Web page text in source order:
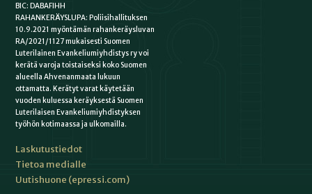
BIC: DABAFIHH
RAHANKERÄYSLUPA: Poliisihallituksen
10.9.2021 myöntämän rahankeräysluvan
RA/2021/1127 mukaisesti Suomen
Luterilainen Evankeliumiyhdistys ry voi
kerätä varoja toistaiseksi koko Suomen
alueella Ahvenanmaata lukuun
ottamatta. Kerätyt varat käytetään
vuoden kuluessa keräyksestä Suomen
Luterilaisen Evankeliumiyhdistyksen
työhön kotimaassa ja ulkomailla.
Laskutustiedot
Tietoa medialle
Uutishuone (epressi.com)